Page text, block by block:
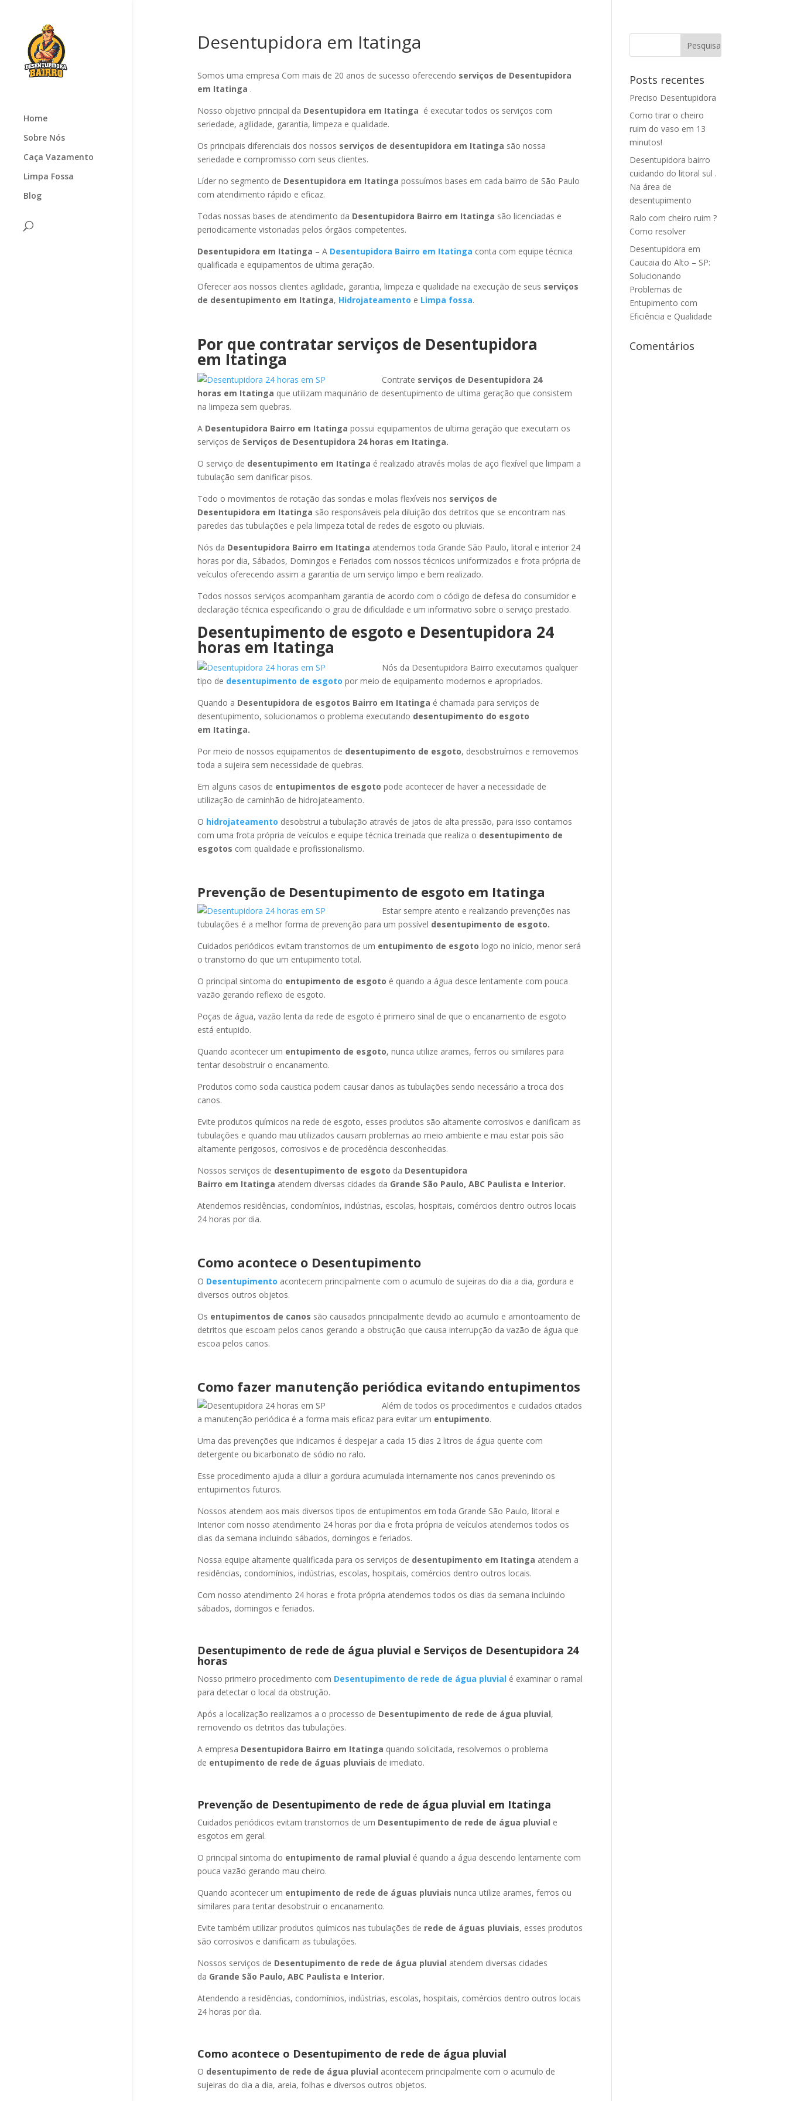
Home
Sobre Nós
Caça Vazamento
Limpa Fossa
Blog
Desentupidora em Itatinga
Somos uma empresa Com mais de 20 anos de sucesso oferecendo serviços de Desentupidora
em Itatinga .
Nosso objetivo principal da Desentupidora em Itatinga é executar todos os serviços com
seriedade, agilidade, garantia, limpeza e qualidade.
Os principais diferenciais dos nossos serviços de desentupidora em Itatinga são nossa
seriedade e compromisso com seus clientes.
Líder no segmento de Desentupidora em Itatinga possuímos bases em cada bairro de São Paulo
com atendimento rápido e eficaz.
Todas nossas bases de atendimento da Desentupidora Bairro em Itatinga são licenciadas e
periodicamente vistoriadas pelos órgãos competentes.
Desentupidora em Itatinga – A Desentupidora Bairro em Itatinga conta com equipe técnica
qualificada e equipamentos de ultima geração.
Oferecer aos nossos clientes agilidade, garantia, limpeza e qualidade na execução de seus serviços
de desentupimento em Itatinga, Hidrojateamento e Limpa fossa.
Por que contratar serviços de Desentupidora
em Itatinga
Contrate serviços de Desentupidora 24
horas em Itatinga que utilizam maquinário de desentupimento de ultima geração que consistem
na limpeza sem quebras.
A Desentupidora Bairro em Itatinga possui equipamentos de ultima geração que executam os
serviços de Serviços de Desentupidora 24 horas em Itatinga.
O serviço de desentupimento em Itatinga é realizado através molas de aço flexível que limpam a
tubulação sem danificar pisos.
Todo o movimentos de rotação das sondas e molas flexíveis nos serviços de
Desentupidora em Itatinga são responsáveis pela diluição dos detritos que se encontram nas
paredes das tubulações e pela limpeza total de redes de esgoto ou pluviais.
Nós da Desentupidora Bairro em Itatinga atendemos toda Grande São Paulo, litoral e interior 24
horas por dia, Sábados, Domingos e Feriados com nossos técnicos uniformizados e frota própria de
veículos oferecendo assim a garantia de um serviço limpo e bem realizado.
Todos nossos serviços acompanham garantia de acordo com o código de defesa do consumidor e
declaração técnica especificando o grau de dificuldade e um informativo sobre o serviço prestado.
Desentupimento de esgoto e Desentupidora 24
horas em Itatinga
Nós da Desentupidora Bairro executamos qualquer
tipo de desentupimento de esgoto por meio de equipamento modernos e apropriados.
Quando a Desentupidora de esgotos Bairro em Itatinga é chamada para serviços de
desentupimento, solucionamos o problema executando desentupimento do esgoto
em Itatinga.
Por meio de nossos equipamentos de desentupimento de esgoto, desobstruímos e removemos
toda a sujeira sem necessidade de quebras.
Em alguns casos de entupimentos de esgoto pode acontecer de haver a necessidade de
utilização de caminhão de hidrojateamento.
O hidrojateamento desobstrui a tubulação através de jatos de alta pressão, para isso contamos
com uma frota própria de veículos e equipe técnica treinada que realiza o desentupimento de
esgotos com qualidade e profissionalismo.
Prevenção de Desentupimento de esgoto em Itatinga
Estar sempre atento e realizando prevenções nas
tubulações é a melhor forma de prevenção para um possível desentupimento de esgoto.
Cuidados periódicos evitam transtornos de um entupimento de esgoto logo no início, menor será
o transtorno do que um entupimento total.
O principal sintoma do entupimento de esgoto é quando a água desce lentamente com pouca
vazão gerando reflexo de esgoto.
Poças de água, vazão lenta da rede de esgoto é primeiro sinal de que o encanamento de esgoto
está entupido.
Quando acontecer um entupimento de esgoto, nunca utilize arames, ferros ou similares para
tentar desobstruir o encanamento.
Produtos como soda caustica podem causar danos as tubulações sendo necessário a troca dos
canos.
Evite produtos químicos na rede de esgoto, esses produtos são altamente corrosivos e danificam as
tubulações e quando mau utilizados causam problemas ao meio ambiente e mau estar pois são
altamente perigosos, corrosivos e de procedência desconhecidas.
Nossos serviços de desentupimento de esgoto da Desentupidora
Bairro em Itatinga atendem diversas cidades da Grande São Paulo, ABC Paulista e Interior.
Atendemos residências, condomínios, indústrias, escolas, hospitais, comércios dentro outros locais
24 horas por dia.
Como acontece o Desentupimento
O Desentupimento acontecem principalmente com o acumulo de sujeiras do dia a dia, gordura e
diversos outros objetos.
Os entupimentos de canos são causados principalmente devido ao acumulo e amontoamento de
detritos que escoam pelos canos gerando a obstrução que causa interrupção da vazão de água que
escoa pelos canos.
Como fazer manutenção periódica evitando entupimentos
Além de todos os procedimentos e cuidados citados
a manutenção periódica é a forma mais eficaz para evitar um entupimento.
Uma das prevenções que indicamos é despejar a cada 15 dias 2 litros de água quente com
detergente ou bicarbonato de sódio no ralo.
Esse procedimento ajuda a diluir a gordura acumulada internamente nos canos prevenindo os
entupimentos futuros.
Nossos atendem aos mais diversos tipos de entupimentos em toda Grande São Paulo, litoral e
Interior com nosso atendimento 24 horas por dia e frota própria de veículos atendemos todos os
dias da semana incluindo sábados, domingos e feriados.
Nossa equipe altamente qualificada para os serviços de desentupimento em Itatinga atendem a
residências, condomínios, indústrias, escolas, hospitais, comércios dentro outros locais.
Com nosso atendimento 24 horas e frota própria atendemos todos os dias da semana incluindo
sábados, domingos e feriados.
Desentupimento de rede de água pluvial e Serviços de Desentupidora 24
horas
Nosso primeiro procedimento com Desentupimento de rede de água pluvialé examinar o ramal
para detectar o local da obstrução.
Após a localização realizamos a o processo de Desentupimento de rede de água pluvial,
removendo os detritos das tubulações.
A empresa Desentupidora Bairro em Itatinga quando solicitada, resolvemos o problema
de entupimento de rede de águas pluviais de imediato.
Prevenção de Desentupimento de rede de água pluvial em Itatinga
Cuidados periódicos evitam transtornos de um Desentupimento de rede de água pluvial e
esgotos em geral.
O principal sintoma do entupimento de ramal pluvial é quando a água descendo lentamente com
pouca vazão gerando mau cheiro.
Quando acontecer um entupimento de rede de águas pluviais nunca utilize arames, ferros ou
similares para tentar desobstruir o encanamento.
Evite também utilizar produtos químicos nas tubulações de rede de águas pluviais, esses produtos
são corrosivos e danificam as tubulações.
Nossos serviços de Desentupimento de rede de água pluvial atendem diversas cidades
da Grande São Paulo, ABC Paulista e Interior.
Atendendo a residências, condomínios, indústrias, escolas, hospitais, comércios dentro outros locais
24 horas por dia.
Como acontece o Desentupimento de rede de água pluvial
O desentupimento de rede de água pluvial acontecem principalmente com o acumulo de
sujeiras do dia a dia, areia, folhas e diversos outros objetos.
Posts recentes
Preciso Desentupidora
Como tirar o cheiro
ruim do vaso em 13
minutos!
Desentupidora bairro
cuidando do litoral sul .
Na área de
desentupimento
Ralo com cheiro ruim ?
Como resolver
Desentupidora em
Caucaia do Alto – SP:
Solucionando
Problemas de
Entupimento com
Eficiência e Qualidade
Comentários